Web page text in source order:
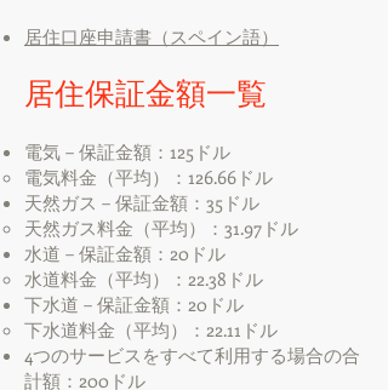
居住口座申請書（スペイン語）
居住保証金額一覧
電気－保証金額：125ドル
電気料金（平均）：126.66ドル
天然ガス－保証金額：35ドル
天然ガス料金（平均）：31.97ドル
水道－保証金額：20ドル
水道料金（平均）：22.38ドル
下水道－保証金額：20ドル
下水道料金（平均）：22.11ドル
4つのサービスをすべて利用する場合の合
計額：200ドル